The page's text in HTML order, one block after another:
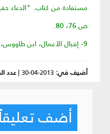
مستفادة من كتاب. "الدعاء
ص 76، 80.
9- إقبال الأعمال، ابن طاووس، ج1، ص136.
أضيف في: 2013-04-30
|عدد
أضف